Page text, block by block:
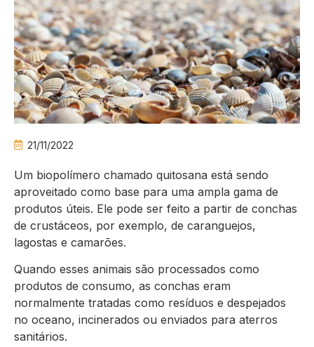
21/11/2022
Um biopolímero chamado quitosana está sendo
aproveitado como base para uma ampla gama de
produtos úteis. Ele pode ser feito a partir de conchas
de crustáceos, por exemplo, de caranguejos,
lagostas e camarões.
Quando esses animais são processados ​​como
produtos de consumo, as conchas eram
normalmente tratadas como resíduos e despejados
no oceano, incinerados ou enviados para aterros
sanitários.